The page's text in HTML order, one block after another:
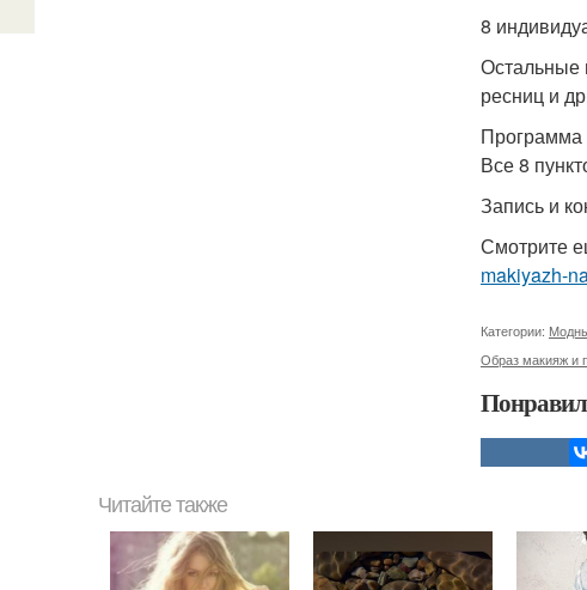
8
Остальные
ресниц и
Программа
Все 8
Запись и
Смотрите
makiyazh-
Категории:
Образ макияж и
Читайте также